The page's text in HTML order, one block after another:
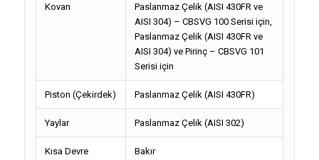
Kovan
Paslanmaz Çelik (AISI 430FR ve
AISI 304) – CBSVG 100 Serisi için,
Paslanmaz Çelik (AISI 430FR ve
AISI 304) ve Pirinç – CBSVG 101
Serisi için
Piston (Çekirdek) Paslanmaz Çelik (AISI 430FR)
Yaylar Paslanmaz Çelik (AISI 302)
Kısa Devre
Bakır